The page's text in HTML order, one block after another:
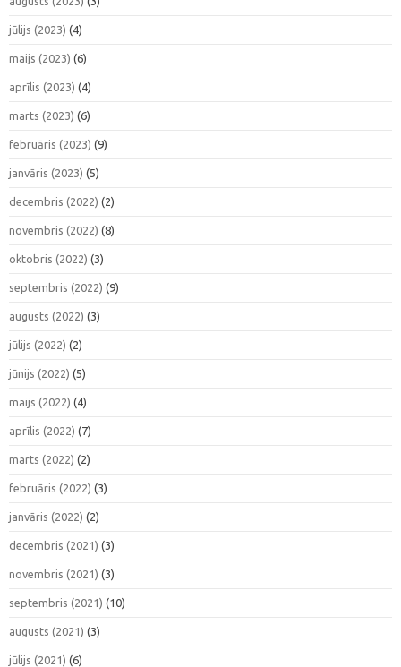
jūlijs (2023) (4)
maijs (2023) (6)
aprīlis (2023) (4)
marts (2023) (6)
februāris (2023) (9)
janvāris (2023) (5)
decembris (2022) (2)
novembris (2022) (8)
oktobris (2022) (3)
septembris (2022) (9)
augusts (2022) (3)
jūlijs (2022) (2)
jūnijs (2022) (5)
maijs (2022) (4)
aprīlis (2022) (7)
marts (2022) (2)
februāris (2022) (3)
janvāris (2022) (2)
decembris (2021) (3)
novembris (2021) (3)
septembris (2021) (10)
augusts (2021) (3)
jūlijs (2021) (6)